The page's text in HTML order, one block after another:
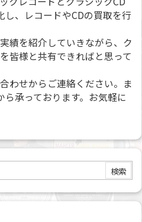
し、レコードやCDの買取を行
績を紹介していきながら、ク
皆様と共有できればと思って
わせからご連絡ください。ま
承っております。お気軽に